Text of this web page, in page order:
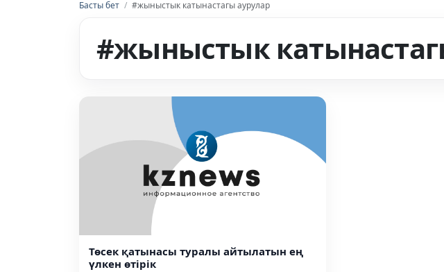
Басты бет / #жыныстык катынастагы аурулар
#жыныстык
Төсек қатынасы туралы айтылатын ең
үлкен өтірік